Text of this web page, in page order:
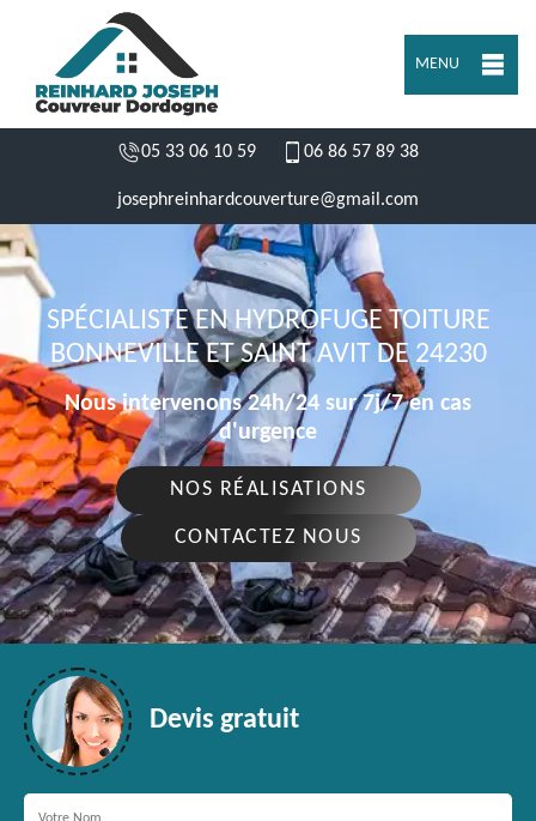
MENU
05 33 06 10 59 06 86 57 89 38
josephreinhardcouverture@gmail.com
SPÉCIALISTE EN HYDROFUGE TOITURE
BONNEVILLE ET SAINT AVIT DE 24230
Nous intervenons 24h/24 sur 7j/7 en cas
d'urgence
NOS RÉALISATIONS
CONTACTEZ NOUS
Devis gratuit